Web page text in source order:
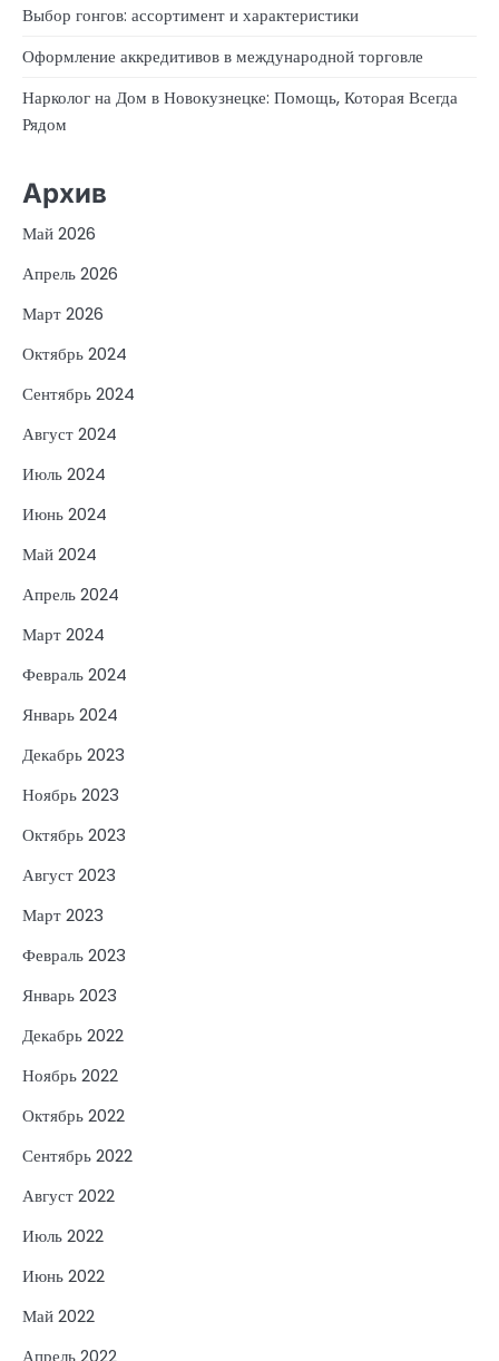
Выбор гонгов: ассортимент и характеристики
Оформление аккредитивов в международной торговле
Нарколог на Дом в Новокузнецке: Помощь, Которая Всегда
Рядом
Архив
Май 2026
Апрель 2026
Март 2026
Октябрь 2024
Сентябрь 2024
Август 2024
Июль 2024
Июнь 2024
Май 2024
Апрель 2024
Март 2024
Февраль 2024
Январь 2024
Декабрь 2023
Ноябрь 2023
Октябрь 2023
Август 2023
Март 2023
Февраль 2023
Январь 2023
Декабрь 2022
Ноябрь 2022
Октябрь 2022
Сентябрь 2022
Август 2022
Июль 2022
Июнь 2022
Май 2022
Апрель 2022